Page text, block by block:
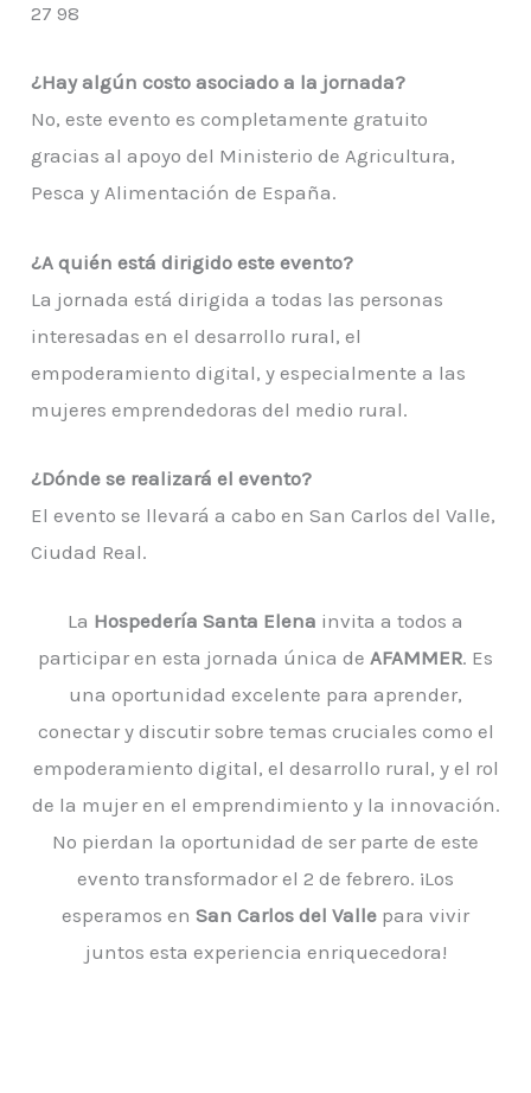
27 98
¿Hay algún costo asociado a la jornada?
No, este evento es completamente gratuito
gracias al apoyo del Ministerio de Agricultura,
Pesca y Alimentación de España.
¿A quién está dirigido este evento?
La jornada está dirigida a todas las personas
interesadas en el desarrollo rural, el
empoderamiento digital, y especialmente a las
mujeres emprendedoras del medio rural.
¿Dónde se realizará el evento?
El evento se llevará a cabo en San Carlos del Valle,
Ciudad Real.
La Hospedería Santa Elena invita a todos a
participar en esta jornada única de AFAMMER. Es
una oportunidad excelente para aprender,
conectar y discutir sobre temas cruciales como el
empoderamiento digital, el desarrollo rural, y el rol
de la mujer en el emprendimiento y la innovación.
No pierdan la oportunidad de ser parte de este
evento transformador el 2 de febrero. ¡Los
esperamos en San Carlos del Valle para vivir
juntos esta experiencia enriquecedora!